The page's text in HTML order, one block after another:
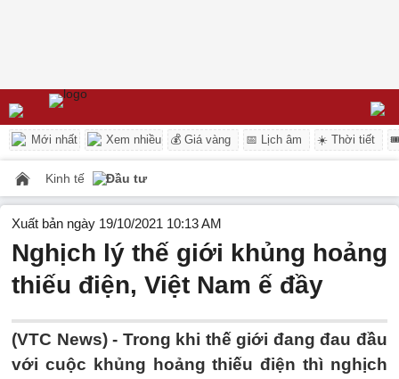
Mới nhất Xem nhiều 💰 Giá vàng 📅 Lịch âm ☀️ Thời tiết
Kinh tế Đầu tư
Xuất bản ngày 19/10/2021 10:13 AM
Nghịch lý thế giới khủng hoảng
thiếu điện, Việt Nam ế đầy
(VTC News) - Trong khi thế giới đang đau đầu
với cuộc khủng hoảng thiếu điện thì nghịch